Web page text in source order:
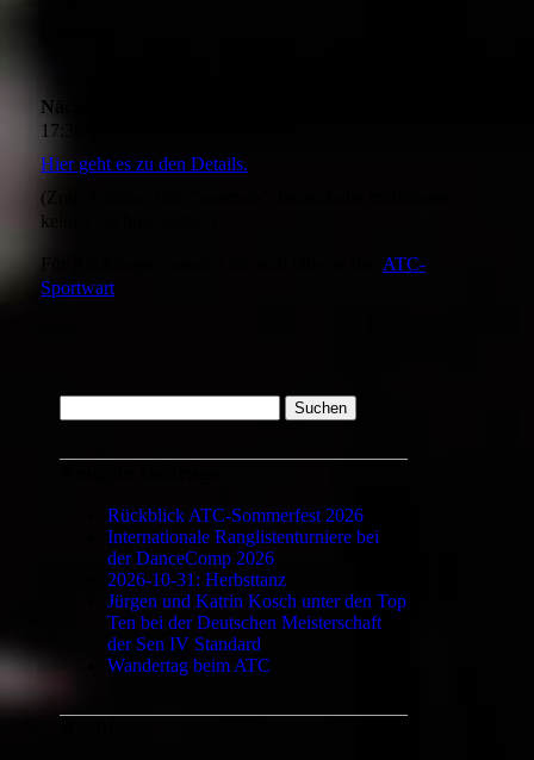
Nächster Beginnerkurs:
17:30 Uhr
Hier geht es zu den Details.
(Zum Training bitte “normale” Tanzschuhe mitbringen,
keine Cowboy-Stiefel.)
Für Rückfragen wenden Sie sich bitte an den ATC-
Sportwart
nach:
Rückblick ATC-Sommerfest 2026
Internationale Ranglistenturniere bei
der DanceComp 2026
2026-10-31: Herbsttanz
Jürgen und Katrin Kosch unter den Top
Ten bei der Deutschen Meisterschaft
der Sen IV Standard
Wandertag beim ATC